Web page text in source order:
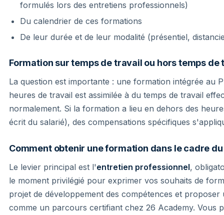
formulés lors des entretiens professionnels)
Du calendrier de ces formations
De leur durée et de leur modalité (présentiel,
Formation sur temps de travail ou hors temps de
La question est importante : une formation intégrée au
heures de travail est assimilée à du temps de travail
normalement. Si la formation a lieu en dehors des
écrit du salarié), des compensations spécifiques
Comment obtenir une formation dans le cadre du
Le levier principal est l'entretien professionnel,
le moment privilégié pour exprimer vos souhaits de
projet de développement des compétences et
comme un parcours certifiant chez 26 Academy. Vous